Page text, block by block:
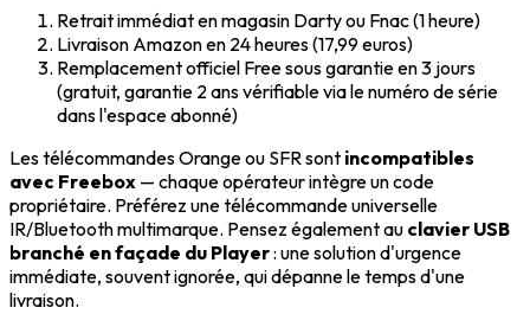
Retrait immédiat en magasin Darty ou Fnac (1 heure)
Livraison Amazon en 24 heures (17,99 euros)
Remplacement officiel Free sous garantie en 3 jours
(gratuit, garantie 2 ans vérifiable via le numéro de série
dans l'espace abonné)
Les télécommandes Orange ou SFR sont incompatibles
avec Freebox — chaque opérateur intègre un code
propriétaire. Préférez une télécommande universelle
IR/Bluetooth multimarque. Pensez également au clavier USB
branché en façade du Player: une solution d'urgence
immédiate, souvent ignorée, qui dépanne le temps d'une
livraison.